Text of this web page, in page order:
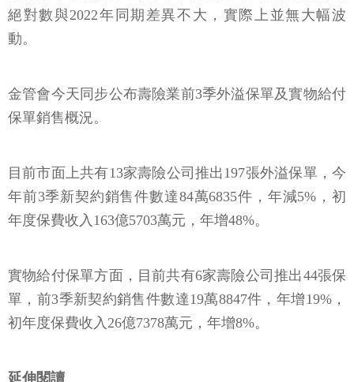
絕對數與2022年同期差異不大，實際上並無大幅波
動。
金管會今天同步公布壽險業前3季外溢保單及實物給付
保單銷售概況。
目前市面上共有13家壽險公司推出197張外溢保單，今
年前3季新契約銷售件數達84萬6835件，年減5%，初
年度保費收入163億5703萬元，年增48%。
實物給付保單方面，目前共有6家壽險公司推出44張保
單，前3季新契約銷售件數達19萬8847件，年增19%，
初年度保費收入26億7378萬元，年增8%。
延伸閱讀